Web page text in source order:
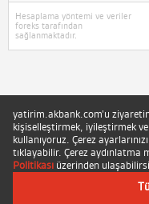
Hesaplama yöntemi ve veriler
foreks tarafından
sağlanmaktadır.